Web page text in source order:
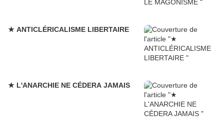
★ ANTICLÉRICALISME LIBERTAIRE
★ L'ANARCHIE NE CÉDERA JAMAIS